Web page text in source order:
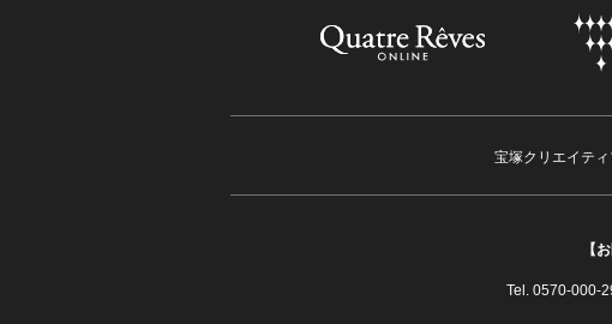
宝塚クリエイテ
【
Tel. 0570-000-